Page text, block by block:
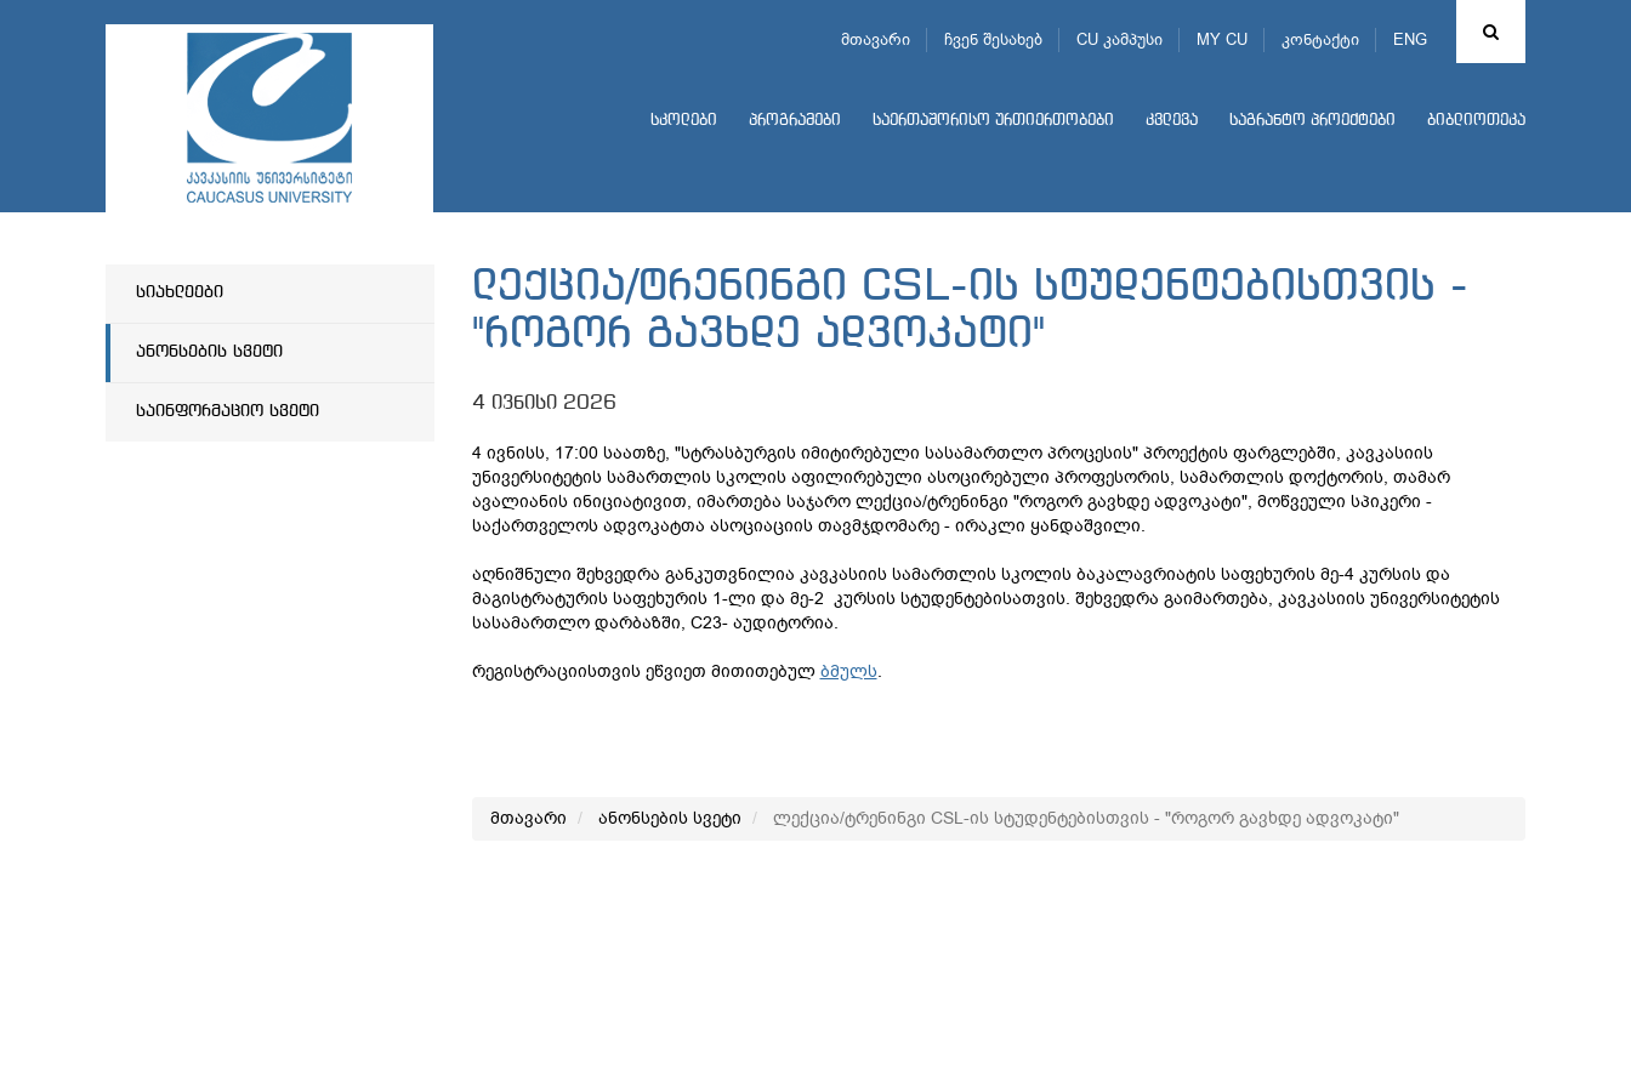
ENG
მთავარი ჩვენ შესახებ CU კამპუსი MY CU კონტაქტი
სკოლები პროგრამები საერთაშორისო ურთიერთობები კვლევა საგრანტო პროექტები ბიბლიოთეკა
სიახლეები
ანონსების სვეტი
საინფორმაციო სვეტი
ლექცია/ტრენინგი CSL-ის სტუდენტებისთვის -
"როგორ გავხდე ადვოკატი"
4 ივნისი 2026
4 ივნისს, 17:00 საათზე, "სტრასბურგის იმიტირებული სასამართლო პროცესის" პროექტის ფარგლებში, კავკასიის
უნივერსიტეტის სამართლის სკოლის აფილირებული ასოცირებული პროფესორის, სამართლის დოქტორის, თამარ
ავალიანის ინიციატივით, იმართება საჯარო ლექცია/ტრენინგი "როგორ გავხდე ადვოკატი", მოწვეული სპიკერი -
საქართველოს ადვოკატთა ასოციაციის თავმჯდომარე - ირაკლი ყანდაშვილი.
აღნიშნული შეხვედრა განკუთვნილია კავკასიის სამართლის სკოლის ბაკალავრიატის საფეხურის მე-4 კურსის და
მაგისტრატურის საფეხურის 1-ლი და მე-2 კურსის სტუდენტებისათვის. შეხვედრა გაიმართება, კავკასიის უნივერსიტეტის
სასამართლო დარბაზში, C23- აუდიტორია.
რეგისტრაციისთვის ეწვიეთ მითითებულ ბმულს.
მთავარი ანონსების სვეტი ლექცია/ტრენინგი CSL-ის სტუდენტებისთვის - "როგორ გავხდე ადვოკატი"